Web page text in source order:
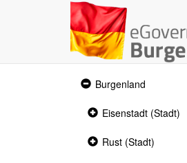
Expanded
section
Burgenland
Collapsed
Eisenstadt (Stadt)
Collapsed
section
Rust (Stadt)